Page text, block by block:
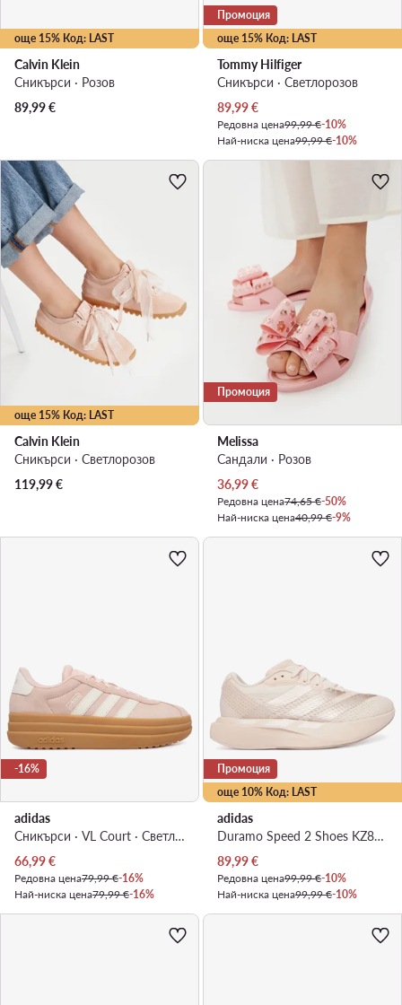
още 15% Код: LAST
Calvin Klein
Сникърси · Розов
89,99€
още 15% Код: LAST
Промоция
Tommy Hilfiger
Сникърси · Светлорозов
Актуална цена
89,99€
Редовна цена99,99 €-10%
Най-ниска цена99,99 €-10%
още 15% Код: LAST
Calvin Klein
Сникърси · Светлорозов
119,99€
Промоция
Melissa
Сандали · Розов
Актуална цена
36,99€
Редовна цена74,65 €-50%
Най-ниска цена40,99 €-9%
-16%
adidas
Сникърси · VL Court · Светлорозов
Актуална цена
66,99€
Редовна цена79,99 €-16%
Най-ниска цена79,99 €-16%
още 10% Код: LAST
Промоция
adidas
Duramo Speed 2 Shoes KZ8977 · Маратонки за бягане
Актуална цена
89,99€
Редовна цена99,99 €-10%
Най-ниска цена99,99 €-10%